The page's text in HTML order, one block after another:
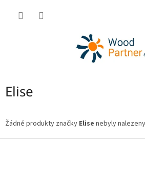
Elise
Žádné produkty značky Elise nebyly
Z